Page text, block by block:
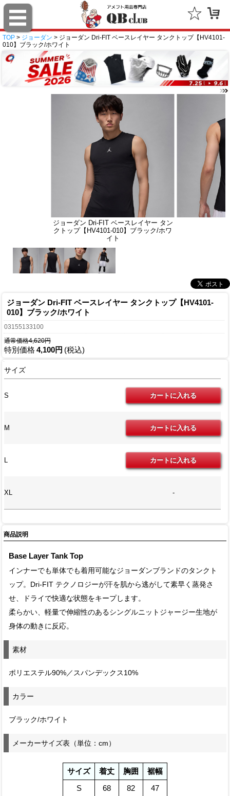
TOP > ジョーダン > ジョーダン Dri-FIT ベースレイヤー タンクトップ【HV4101-
010】ブラック/ホワイト
ジョーダン Dri-FIT ベースレイヤー タン
クトップ【HV4101-010】ブラック/ホワ
イト
ジョーダン Dri-FIT ベースレイヤー タンクトップ【HV4101-
010】ブラック/ホワイト
03155133100
通常価格4,620円
特別価格 4,100円 (税込)
サイズ
S
M
L
XL -
商品説明
Base Layer Tank Top
インナーでも単体でも着用可能なジョーダンブランドのタンクト
ップ。Dri-FIT テクノロジーが汗を肌から逃がして素早く蒸発さ
せ、ドライで快適な状態をキープします。
柔らかい、軽量で伸縮性のあるシングルニットジャージー生地が
身体の動きに反応。
素材
ポリエステル90%／スパンデックス10%
カラー
ブラック/ホワイト
メーカーサイズ表（単位：cm）
サイズ 着丈 胸囲
裾幅
S
68 82
47